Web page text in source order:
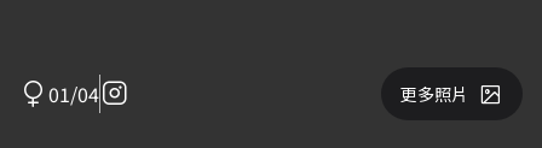
01/04 更多照片